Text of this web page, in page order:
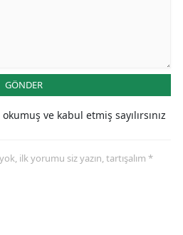
GÖNDER
okumuş ve kabul etmiş sayılırsınız
ilk yorumu siz yazın, tartışalım *